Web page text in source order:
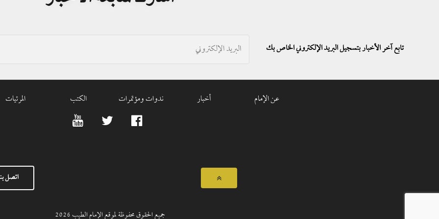
تابع آخر الأخبار بتسجيل البريد الإلكتروني الخاص بك
عن الإمام أخبار ندوات ومؤتمرات الكتب المرئيات
اتصل
جميع الحقوق محفوظة لموقع الإمام الطيب2026